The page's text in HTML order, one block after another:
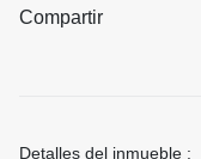
Compartir
Detalles del inmueble :